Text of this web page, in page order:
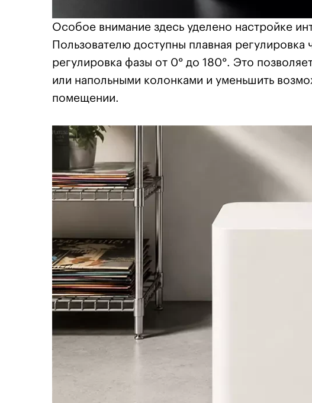
Особое внимание здесь уделено настройке
Пользователю доступны плавная
регулировка фазы от 0° до 180°. Это
или напольными колонками и уменьшить
помещении.